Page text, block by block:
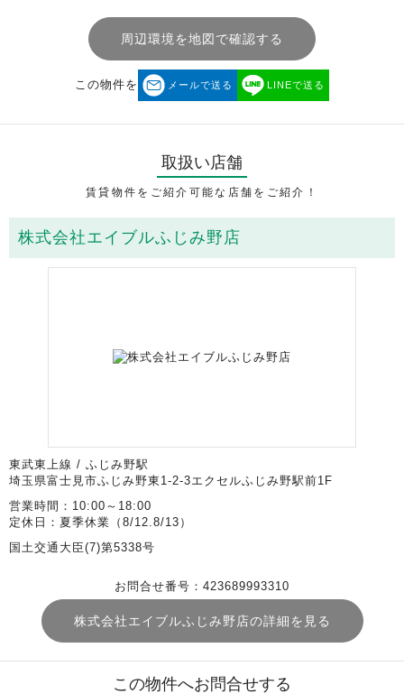
周辺環境を地図で確認する
この物件を メールで送る LINEで送る
取扱い店舗
賃貸物件をご紹介可能な店舗をご紹介！
株式会社エイブルふじみ野店
東武東上線 / ふじみ野駅
埼玉県富士見市ふじみ野東1-2-3エクセルふじみ野駅前1F
営業時間：10:00～18:00
定休日：夏季休業（8/12.8/13）
国土交通大臣(7)第5338号
お問合せ番号：423689993310
株式会社エイブルふじみ野店の詳細を見る
この物件へお問合せする